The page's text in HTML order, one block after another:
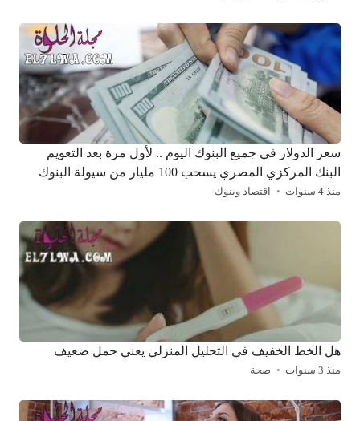
سعر الدولار في جميع البنوك اليوم .. لأول مرة بعد التعويم
البنك المركزي المصري يسحب 100 مليار من سيولة البنوك
منذ 4 سنوات اقتصاد وبنوك
هل الخط الخفيف في التحليل المنزلي يعني حمل ضعيف
منذ 3 سنوات صحة